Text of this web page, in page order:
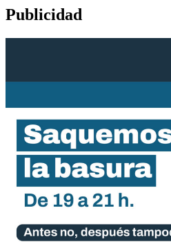
Publicidad